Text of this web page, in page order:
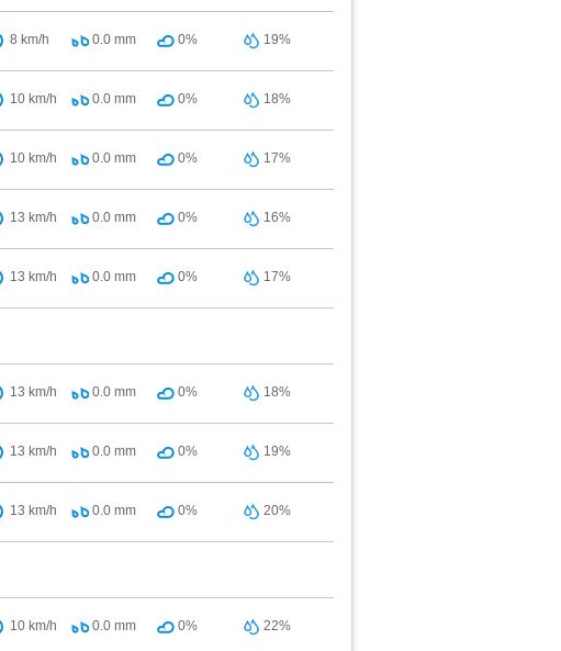
8 km/h 0.0 mm 0% 19%
10 km/h 0.0 mm 0% 18%
10 km/h 0.0 mm 0% 17%
13 km/h 0.0 mm 0% 16%
13 km/h 0.0 mm 0% 17%
13 km/h 0.0 mm 0% 18%
13 km/h 0.0 mm 0% 19%
13 km/h 0.0 mm 0% 20%
10 km/h 0.0 mm 0% 22%